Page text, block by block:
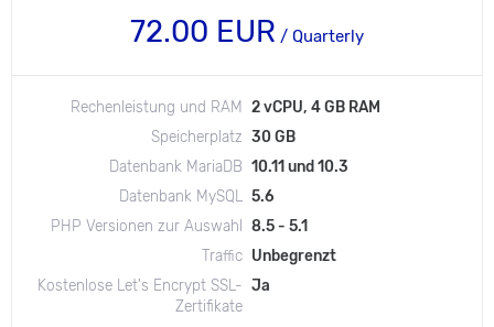
72.00 EUR / Quarterly
Rechenleistung und RAM
2 vCPU, 4 GB RAM
Speicherplatz 30 GB
Datenbank MariaDB 10.11 und 10.3
Datenbank MySQL
5.6
PHP Versionen zur Auswahl
8.5 - 5.1
Traffic Unbegrenzt
Kostenlose Let's Encrypt SSL-
Zertifikate
Ja